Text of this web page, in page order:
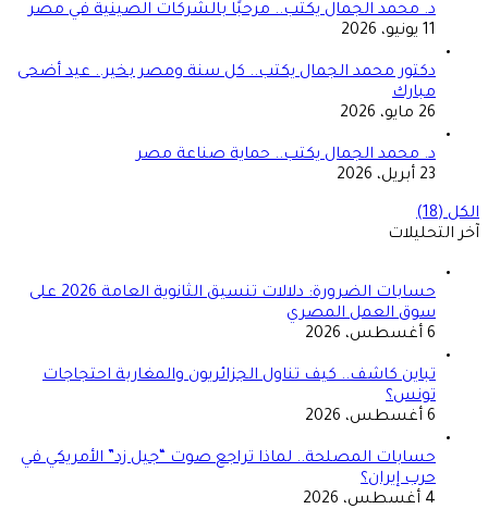
د. محمد الجمال يكتب.. مرحبًا بالشركات الصينية في مصر
11 يونيو، 2026
دكتور محمد الجمال يكتب.. كل سنة ومصر بخير.. عيد أضحى
مبارك
26 مايو، 2026
د. محمد الجمال يكتب.. حماية صناعة مصر
23 أبريل، 2026
الكل (18)
آخر التحليلات
حسابات الضرورة: دلالات تنسيق الثانوية العامة 2026 على
سوق العمل المصري
6 أغسطس، 2026
تباين كاشف.. كيف تناول الجزائريون والمغاربة احتجاجات
تونس؟
6 أغسطس، 2026
حسابات المصلحة.. لماذا تراجع صوت “جيل زد” الأمريكي في
حرب إيران؟
4 أغسطس، 2026